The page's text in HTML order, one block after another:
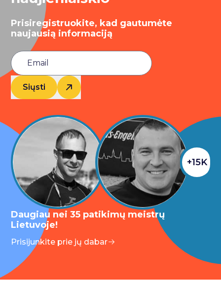
Prisiregistruokite, kad gautumėte
naujausią informaciją
Siųsti
+15K
Daugiau nei 35 patikimų meistrų
Lietuvoje!
Prisijunkite prie jų dabar